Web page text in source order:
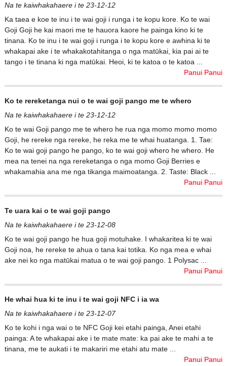
Na te kaiwhakahaere i te 23-12-12
Ka taea e koe te inu i te wai goji i runga i te kopu kore. Ko te wai
Goji Goji he kai maori me te hauora kaore he painga kino ki te
tinana. Ko te inu i te wai goji i runga i te kopu kore e awhina ki te
whakapai ake i te whakakotahitanga o nga matūkai, kia pai ai te
tango i te tinana ki nga matūkai. Heoi, ki te katoa o te katoa ...
Panui Panui
Ko te rereketanga nui o te wai goji pango me te whero
Na te kaiwhakahaere i te 23-12-12
Ko te wai Goji pango me te whero he rua nga momo momo momo
Goji, he rereke nga rereke, he reka me te whai huatanga. 1. Tae:
Ko te wai goji pango he pango, ko te wai goji whero he whero. He
mea na tenei na nga rereketanga o nga momo Goji Berries e
whakamahia ana me nga tikanga maimoatanga. 2. Taste: Black ...
Panui Panui
Te uara kai o te wai goji pango
Na te kaiwhakahaere i te 23-12-08
Ko te wai goji pango he hua goji motuhake. I whakaritea ki te wai
Goji noa, he rereke te ahua o tana kai totika. Ko nga mea e whai
ake nei ko nga matūkai matua o te wai goji pango. 1 Polysac ...
Panui Panui
He whai hua ki te inu i te wai goji NFC i ia wa
Na te kaiwhakahaere i te 23-12-07
Ko te kohi i nga wai o te NFC Goji kei etahi painga, Anei etahi
painga: A te whakapai ake i te mate mate: ka pai ake te mahi a te
tinana, me te aukati i te makariri me etahi atu mate ...
Panui Panui